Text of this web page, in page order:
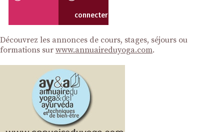
connecter
Découvrez les annonces de cours, stages, séjours ou
formations sur www.annuaireduyoga.com.